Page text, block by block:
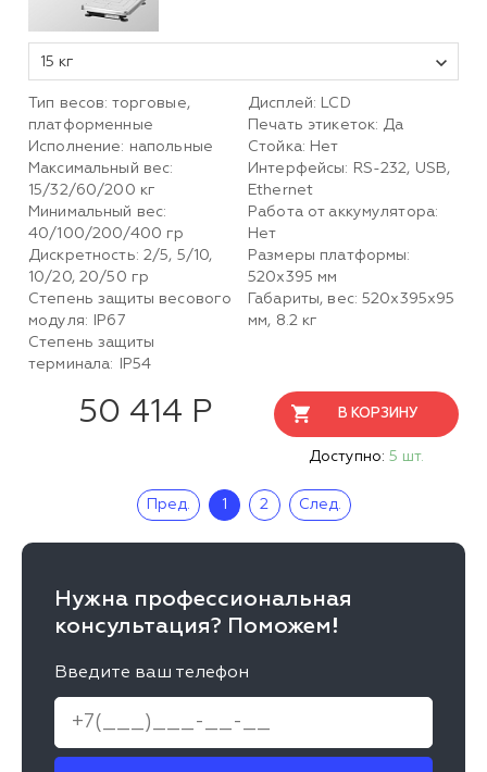
15 кг
Тип весов: торговые,
платформенные
Исполнение: напольные
Максимальный вес:
15/32/60/200 кг
Минимальный вес:
40/100/200/400 гр
Дискретность: 2/5, 5/10,
10/20, 20/50 гр
Степень защиты весового
модуля: IP67
Степень защиты
терминала: IP54
Дисплей: LCD
Печать этикеток: Да
Стойка: Нет
Интерфейсы: RS-232, USB,
Ethernet
Работа от аккумулятора:
Нет
Размеры платформы:
520х395 мм
Габариты, вес: 520х395х95
мм, 8.2 кг
50 414 Р В КОРЗИНУ
Доступно: 5 шт.
Пред. 1 2 След.
Нужна профессиональная
консультация? Поможем!
Введите ваш телефон